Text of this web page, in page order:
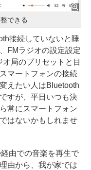
できる
接続していないと睡
FMラジオの設定設定
局のプリセットと目
マートフォンの接続
えたい人はBluetooth
すが、平日いつも決
常にスマートフォン
はないかもしれませ
由での音楽を再生で
由から、我が家では